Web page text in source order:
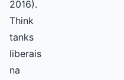
2016).
Think
tanks
liberais
na